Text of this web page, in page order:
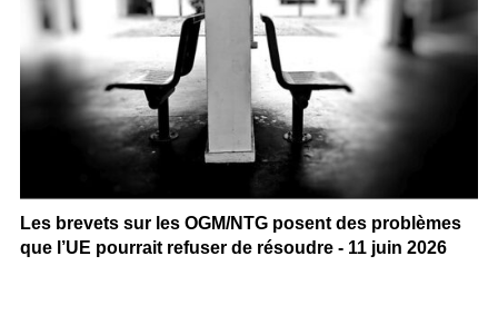
Les brevets sur les OGM/NTG posent des problèmes
que l’UE pourrait refuser de résoudre - 11 juin 2026